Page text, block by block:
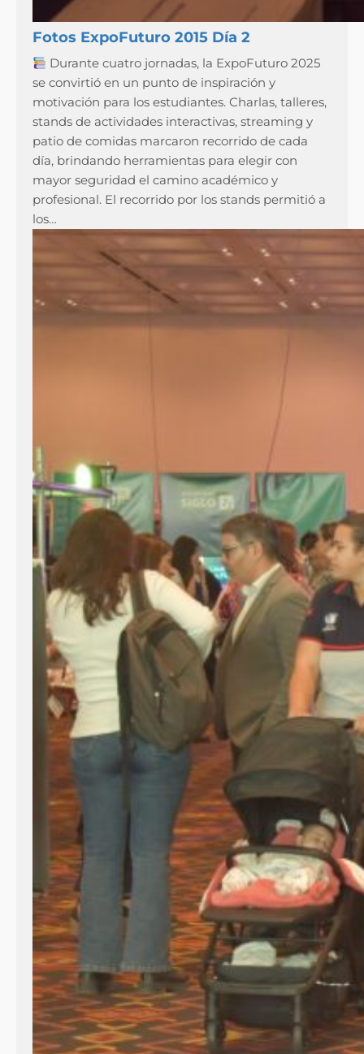
Fotos ExpoFuturo 2015 Día 2
Durante cuatro jornadas, la ExpoFuturo 2025
se convirtió en un punto de inspiración y
motivación para los estudiantes. Charlas, talleres,
stands de actividades interactivas, streaming y
patio de comidas marcaron recorrido de cada
día, brindando herramientas para elegir con
mayor seguridad el camino académico y
profesional. El recorrido por los stands permitió a
los…